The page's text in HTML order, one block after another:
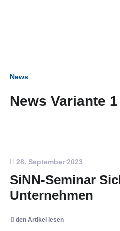
News
News Variante 1
28. September 2023
SiNN-Seminar
Unternehmen
den Artikel lesen